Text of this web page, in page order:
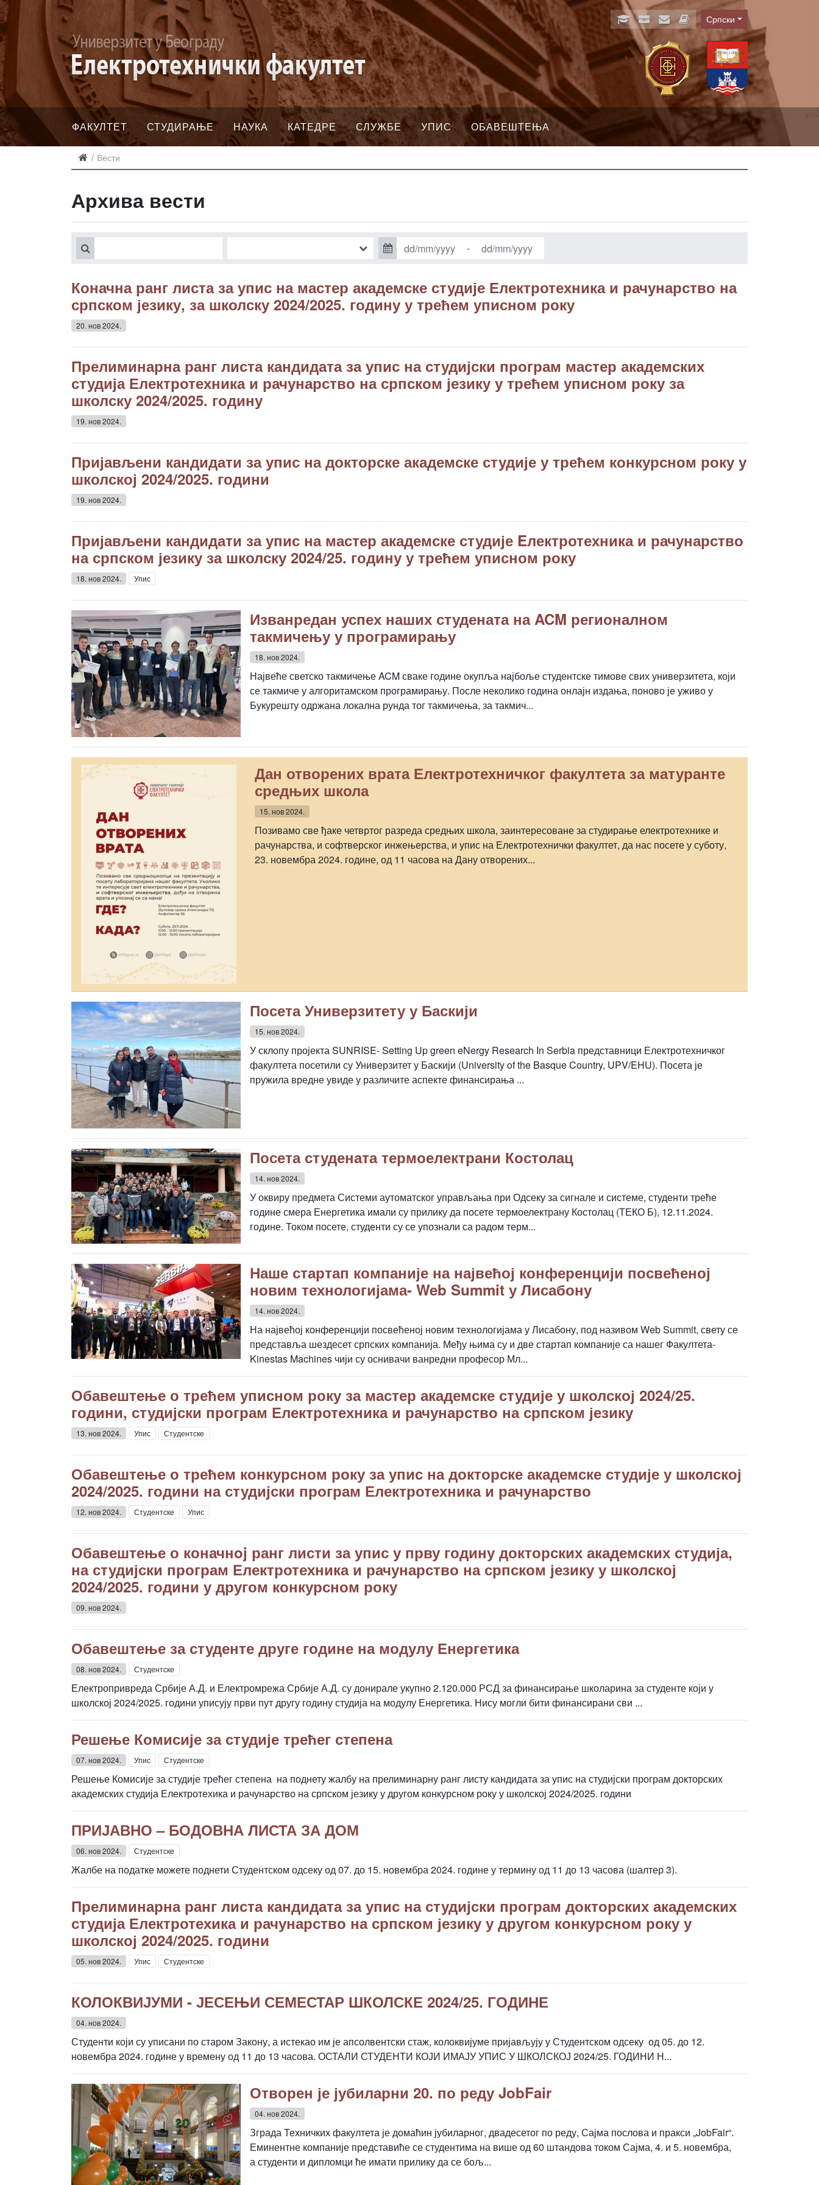
Language
Српски
ФАКУЛТЕТ СТУДИРАЊЕ НАУКА КАТЕДРЕ СЛУЖБЕ УПИС ОБАВЕШТЕЊА
Вести
Архива вести
-
Коначна ранг листа за упис на мастер академске студије Електротехника и рачунарство на
српском језику, за школску 2024/2025. годину у трећем уписном року
20. нов 2024.
Прелиминарна ранг листа кандидата за упис на студијски програм мастер академских
студија Електротехника и рачунарство на српском језику у трећем уписном року за
школску 2024/2025. годину
19. нов 2024.
Пријављени кандидати за упис на докторске академске студије у трећем конкурсном року у
школској 2024/2025. години
19. нов 2024.
Пријављени кандидати за упис на мастер академске студије Eлектротехника и рачунарство
на српском језику за школску 2024/25. годину у трећем уписном року
18. нов 2024. Упис
Изванредан успех наших студената на ACM регионалном
такмичењу у програмирању
18. нов 2024.
Највеће светско такмичење ACM сваке године окупља најбоље студентске тимове свих универзитета, који
се такмиче у алгоритамском програмирању. После неколико година онлајн издања, поново је уживо у
Букурешту одржана локална рунда тог такмичења, за такмич...
Дан отворених врата Електротехничког факултета за матуранте
средњих школа
15. нов 2024.
Позивамо све ђаке четвртог разреда средњих школа, заинтересоване за студирање електротехнике и
рачунарства, и софтверског инжењерства, и упис на Електротехнички факултет, да нас посете у суботу,
23. новембра 2024. године, од 11 часова на Дану отворених...
Посета Универзитету у Баскији
15. нов 2024.
У склопу пројекта SUNRISE- Setting Up green eNergy Research In Serbia представници Електротехничког
факултета посетили су Универзитет у Баскији (University of the Basque Country, UPV/EHU). Посета је
пружила вредне увиде у различите аспекте финансирања ...
Посета студената термоелектрани Костолац
14. нов 2024.
У оквиру предмета Системи аутоматског управљања при Одсеку за сигнале и системе, студенти треће
године смера Енергетика имали су прилику да посете термоелектрану Костолац (ТЕКО Б), 12.11.2024.
године. Током посете, студенти су се упознали са радом терм...
Наше стартап компаније на највећој конференцији посвећеној
новим технологијама- Web Summit у Лисабону
14. нов 2024.
На највећој конференцији посвећеној новим технологијама у Лисабону, под називом Web Summit, свету се
представља шездесет српских компанија. Међу њима су и две стартап компаније са нашег Факултета-
Kinestas Machines чији су оснивачи ванредни професор Мл...
Обавештење о трећем уписном року за мастер академске студије у школској 2024/25.
години, студијски програм Електротехника и рачунарство на српском језику
13. нов 2024. Упис Студентске
Обавештење о трећем конкурсном року за упис на докторске академске студије у школској
2024/2025. години на студијски програм Електротехника и рачунарство
12. нов 2024. Студентске Упис
Обавештење о коначнoj ранг листи за упис у прву годину докторских академских студија,
на студијски програм Електротехника и рачунарство на српском језику у школској
2024/2025. години у другом конкурсном року
09. нов 2024.
Обавештење за студенте друге године на модулу Енергетика
08. нов 2024. Студентске
Електропривреда Србије А.Д. и Електромрежа Србије А.Д. су донирале укупно 2.120.000 РСД за финансирање школарина за студенте који у
школској 2024/2025. години уписују први пут другу годину студија на модулу Енергетика. Нису могли бити финансирани сви ...
Решење Комисије за студије трећег степена
07. нов 2024. Упис Студентске
Решење Комисије за студије трећег степена на поднету жалбу на прелиминарну ранг листу кандидата за упис на студијски програм докторских
академских студија Електротехика и рачунарство на српском језику у другом конкурсном року у школској 2024/2025. години
ПРИЈАВНО – БОДОВНА ЛИСТА ЗА ДОМ
06. нов 2024. Студентске
Жалбе на податке можете поднети Студентском одсеку од 07. до 15. новембра 2024. године у термину од 11 до 13 часова (шалтер 3).
Прелиминарна ранг листа кандидата за упис на студијски програм докторских академских
студија Електротехика и рачунарство на српском језику у другом конкурсном року у
школској 2024/2025. години
05. нов 2024. Упис Студентске
КОЛОКВИЈУМИ - ЈЕСЕЊИ СЕМЕСТАР ШКОЛСКЕ 2024/25. ГОДИНЕ
04. нов 2024.
Студенти који су уписани по старом Закону, а истекао им је апсолвентски стаж, колоквијуме пријављују у Студентском одсеку од 05. до 12.
новембра 2024. године у времену од 11 до 13 часова. ОСТАЛИ СТУДЕНТИ КОЈИ ИМАЈУ УПИС У ШКОЛСКОЈ 2024/25. ГОДИНИ Н...
Отворен је јубиларни 20. по реду JobFair
04. нов 2024.
Зграда Техничких факултета је домаћин јубиларног, двадесетог по реду, Сајма послова и пракси „JobFair“.
Еминентне компаније представиће се студентима на више од 60 штандова током Сајма, 4. и 5. новембра,
а студенти и дипломци ће имати прилику да се бољ...